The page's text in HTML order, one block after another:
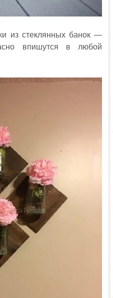
из стеклянных банок —
впишутся в любой